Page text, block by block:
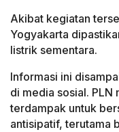
Akibat kegiatan
Yogyakarta
listrik sementara.
Informasi ini
di media sosial. PLN
terdampak untuk
antisipatif, terutama